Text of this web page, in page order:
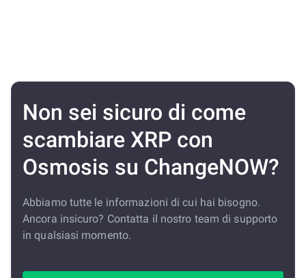
Non sei sicuro di come
scambiare XRP con
Osmosis su ChangeNOW?
Abbiamo tutte le informazioni di cui hai bisogno.
Ancora insicuro? Contatta il nostro team di supporto
in qualsiasi momento.